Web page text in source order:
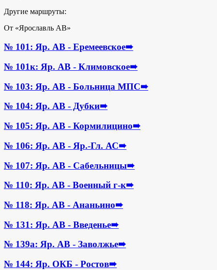
Другие маршруты:
От «Ярославль АВ»
№ 101: Яр. АВ - Еремеевское➠
№ 101к: Яр. АВ - Климовское➠
№ 103: Яр. АВ - Больница МПС➠
№ 104: Яр. АВ - Дубки➠
№ 105: Яр. АВ - Кормилицино➠
№ 106: Яр. АВ - Яр.-Гл. АС➠
№ 107: Яр. АВ - Сабельницы➠
№ 110: Яр. АВ - Военный г-к➠
№ 118: Яр. АВ - Ананьино➠
№ 131: Яр. АВ - Введенье➠
№ 139а: Яр. АВ - Заволжье➠
№ 144: Яр. ОКБ - Ростов➠